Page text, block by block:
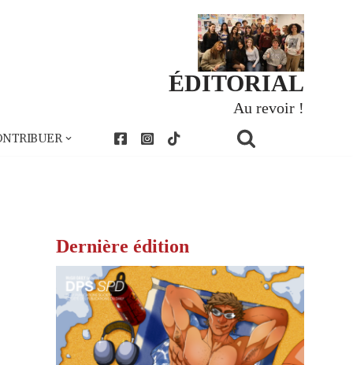
ÉDITORIAL
Au revoir !
Dernière édition